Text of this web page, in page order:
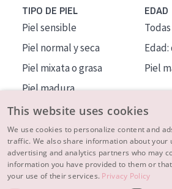
TIPO DE PIEL
Piel sensible
Piel normal y seca
Piel mixata o grasa
Piel madura
Piel expuesta al sol
Piel menopáusica
EDAD
Edad:
Piel
MÁS SOBRE NOSOTROS
INSPIRACIÓN
This website uses cookies
We use cookies to personalize content and
traffic. We also share information about your
advertising and analytics partners who may
information you have provided to them or
your use of their services. Privacy Policy